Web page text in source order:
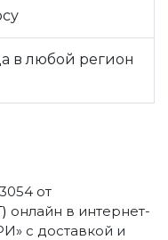
в любой регион
от
онлайн в интернет-
с доставкой и